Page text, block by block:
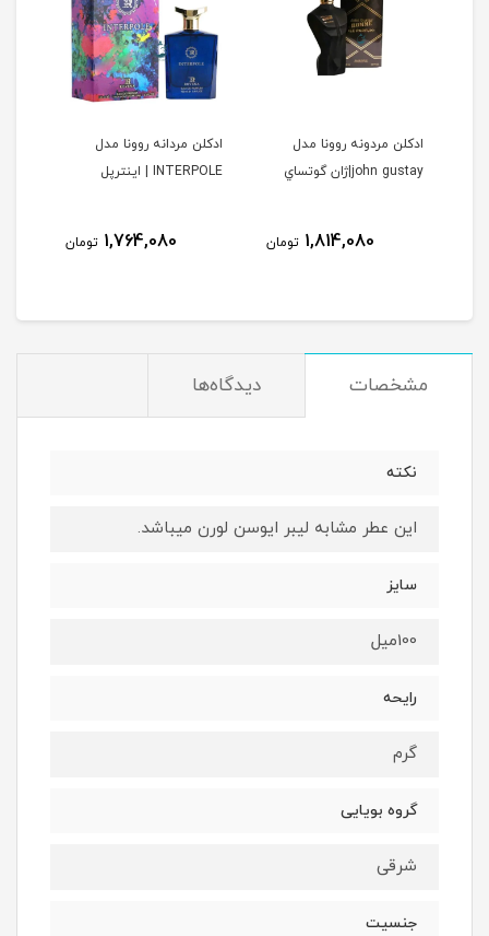
ادكلن مردونه روونا مدل
john gustay|ژان گوتساي
1,814,080 تومان
ادكلن مردانه روونا مدل
INTERPOLE | اينترپل
1,764,080 تومان
مشخصات دیدگاه‌ها
نكته
اين عطر مشابه ليبر ايوسن لورن ميباشد.
سايز
100ميل
رايحه
گرم
گروه بويايى
شرقى
جنسيت